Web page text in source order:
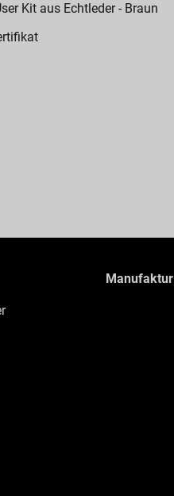
Kit aus Echtleder - Braun
Manufaktur